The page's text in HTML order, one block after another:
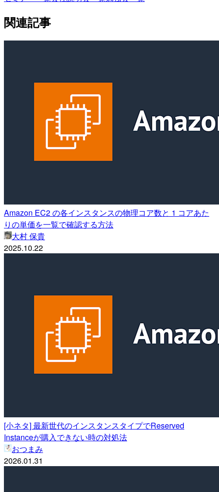
関連記事
Amazon EC2 の各インスタンスの物理コア数と 1 コアあた
りの単価を一覧で確認する方法
大村 保貴
2025.10.22
[小ネタ] 最新世代のインスタンスタイプでReserved
Instanceが購入できない時の対処法
おつまみ
2026.01.31